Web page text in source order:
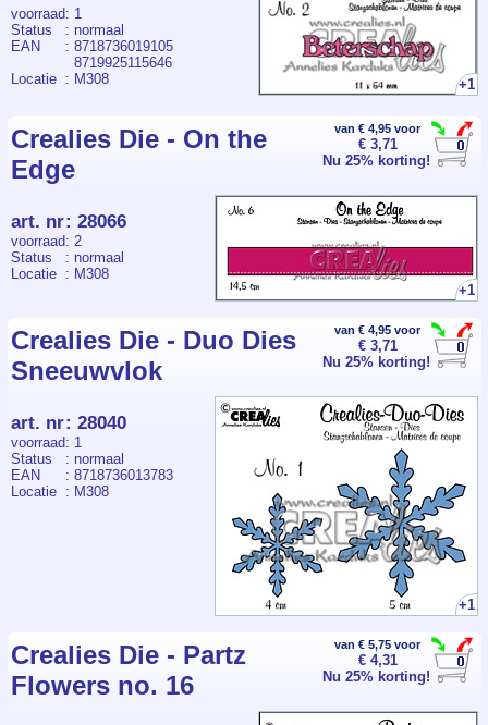
+1
voorraad: 1
Status
: normaal
EAN
: 8718736019105
8719925115646
Locatie : M308
van € 4,95 voor
€ 3,71
Nu 25% korting!
Crealies Die - On the
Edge
+1
art. nr: 28066
voorraad: 2
Status
: normaal
Locatie : M308
van € 4,95 voor
€ 3,71
Nu 25% korting!
Crealies Die - Duo Dies
Sneeuwvlok
+1
art. nr: 28040
voorraad: 1
Status
: normaal
EAN
: 8718736013783
Locatie : M308
van € 5,75 voor
€ 4,31
Nu 25% korting!
Crealies Die - Partz
Flowers no. 16